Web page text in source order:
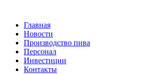
Главная
Новости
Производство пива
Персонал
Инвестиции
Контакты